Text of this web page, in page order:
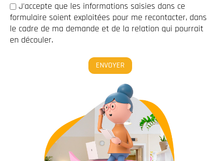
J'accepte que les informations saisies dans ce
formulaire soient exploitées pour me recontacter, dans
le cadre de ma demande et de la relation qui pourrait
en découler.